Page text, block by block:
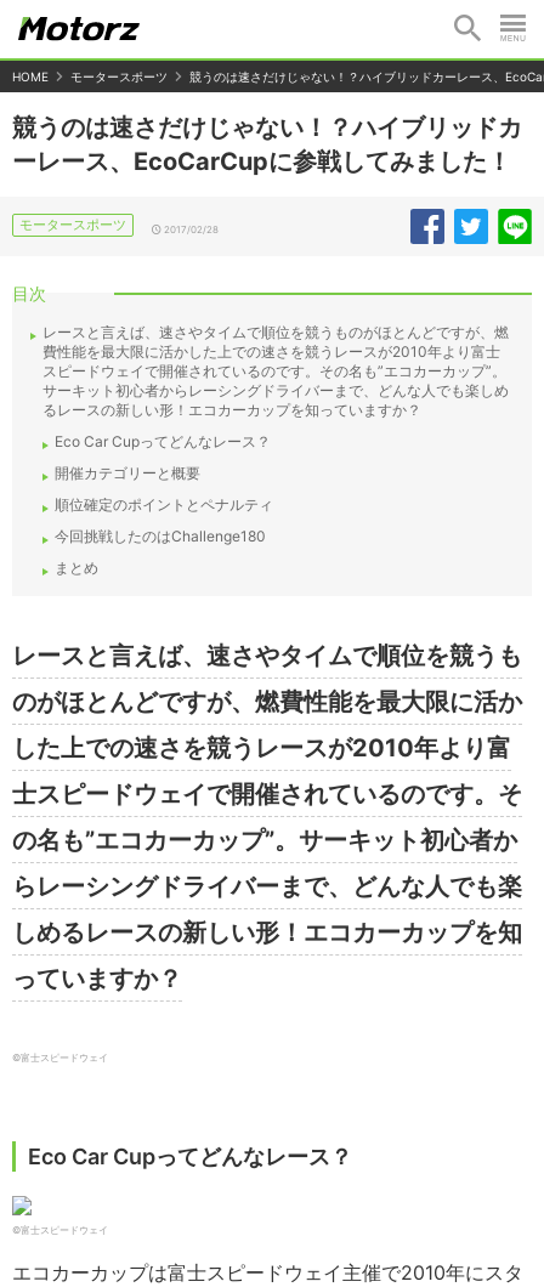
HOME モータースポーツ 競うのは速さだけじゃない！？ハイブリッドカーレース、
競うのは速さだけじゃない！？ハイブリッドカ
ーレース、EcoCarCupに参戦してみました！
モータースポーツ 2017/02/28
目次
レースと言えば、速さやタイムで順位を競うものがほとんどですが、燃
費性能を最大限に活かした上での速さを競うレースが2010年より富士
スピードウェイで開催されているのです。その名も”エコカーカップ”。
サーキット初心者からレーシングドライバーまで、どんな人でも楽しめ
るレースの新しい形！エコカーカップを知っていますか？
Eco Car Cupってどんなレース？
開催カテゴリーと概要
順位確定のポイントとペナルティ
今回挑戦したのはChallenge180
まとめ
レースと言えば、速さやタイムで順位を競うも
のがほとんどですが、燃費性能を最大限に活か
した上での速さを競うレースが2010年より富
士スピードウェイで開催されているのです。そ
の名も”エコカーカップ”。サーキット初心者か
らレーシングドライバーまで、どんな人でも楽
しめるレースの新しい形！エコカーカップを知
っていますか？
©富士スピードウェイ
Eco Car Cupってどんなレース？
©富士スピードウェイ
エコカーカップは富士スピードウェイ主催で2010年にスタ